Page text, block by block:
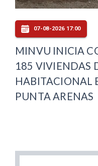
07-08-2026 17:00
MINVU INICIA
185 VIVIENDAS
HABITACIONAL
PUNTA ARENAS